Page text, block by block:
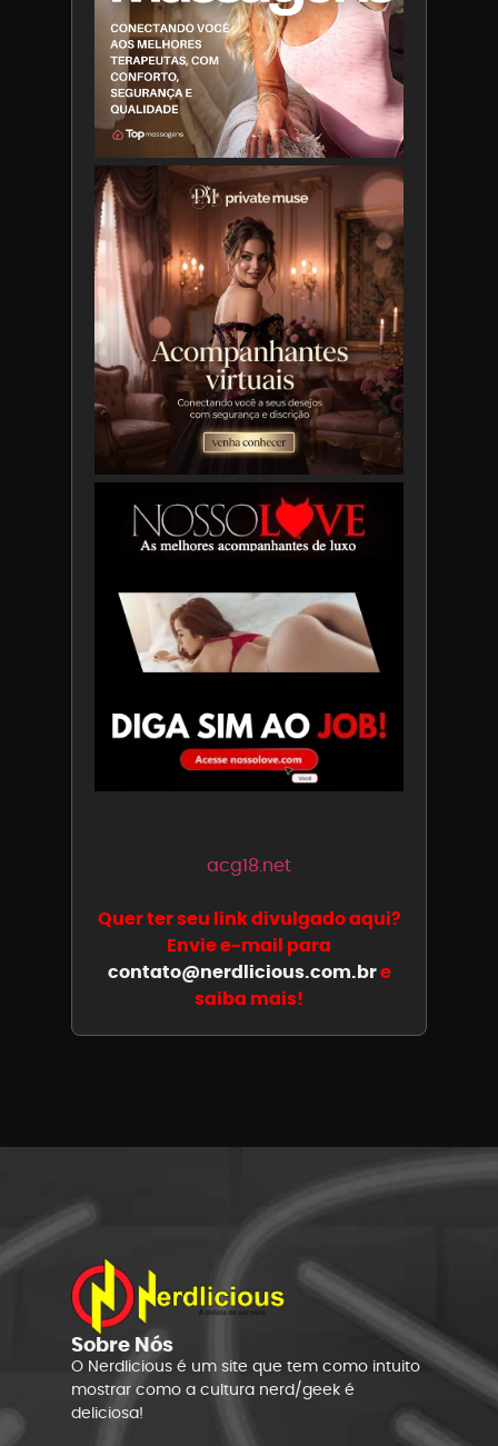
acg18.net
Quer ter seu link divulgado aqui?
Envie e-mail para
contato@nerdlicious.com.bre
saiba mais!
Sobre Nós
O Nerdlicious é um site que tem como intuito
mostrar como a cultura nerd/geek é
deliciosa!